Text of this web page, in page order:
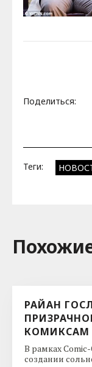
Поделиться:
Теги:
РАЙАН
КОМИКСАМ
В рамках
создании